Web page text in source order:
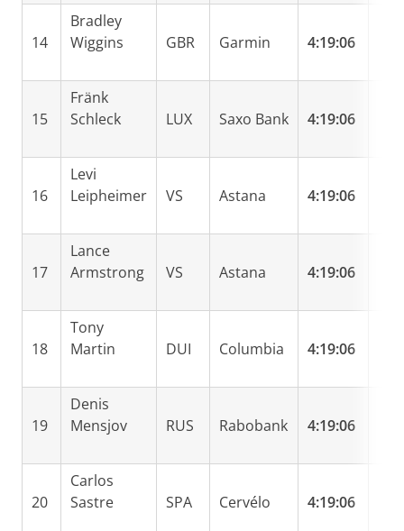
14
Bradley
Wiggins
GBR Garmin 4:19:06
15
Fränk
Schleck
LUX Saxo Bank 4:19:06
16
Levi
Leipheimer
VS Astana 4:19:06
17
Lance
Armstrong
VS Astana 4:19:06
18
Tony
Martin
DUI Columbia 4:19:06
19
Denis
Mensjov
RUS Rabobank 4:19:06
20
Carlos
Sastre
SPA Cervélo 4:19:06